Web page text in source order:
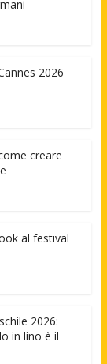
2026
creare
al festival
2026:
in lino è il